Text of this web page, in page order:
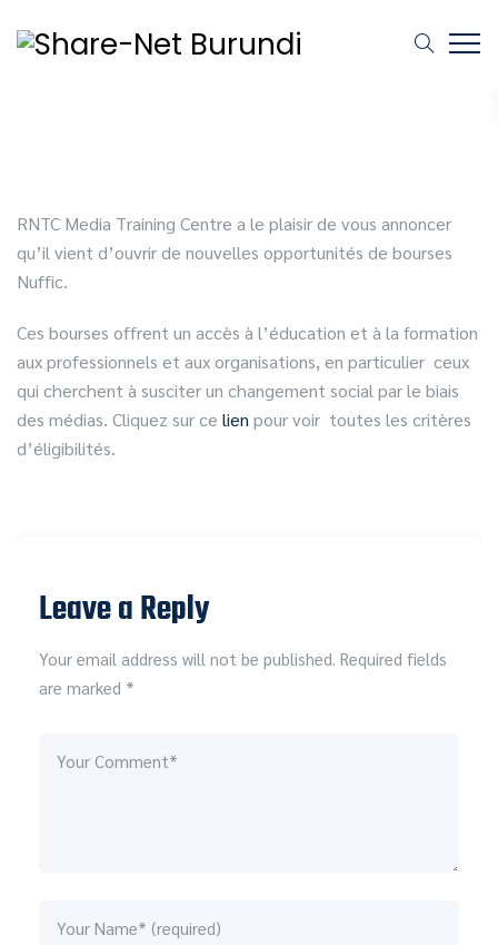
RNTC Media Training Centre a le plaisir de vous annoncer
qu’il vient d’ouvrir de nouvelles opportunités de bourses
Nuffic.
Ces bourses offrent un accès à l’éducation et à la formation
aux professionnels et aux organisations, en particulier ceux
qui cherchent à susciter un changement social par le biais
des médias. Cliquez sur ce lien pour voir toutes les critères
d’éligibilités.
Leave a Reply
Your email address will not be published. Required fields
are marked *